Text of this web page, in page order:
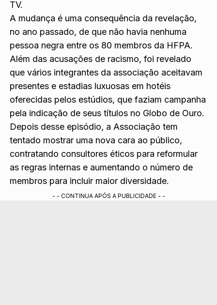
TV.
A mudança é uma consequência da revelação,
no ano passado, de que não havia nenhuma
pessoa negra entre os 80 membros da HFPA.
Além das acusações de racismo, foi revelado
que vários integrantes da associação aceitavam
presentes e estadias luxuosas em hotéis
oferecidas pelos estúdios, que faziam campanha
pela indicação de seus títulos no Globo de Ouro.
Depois desse episódio, a Associação tem
tentado mostrar uma nova cara ao público,
contratando consultores éticos para reformular
as regras internas e aumentando o número de
membros para incluir maior diversidade.
- - CONTINUA APÓS A PUBLICIDADE - -